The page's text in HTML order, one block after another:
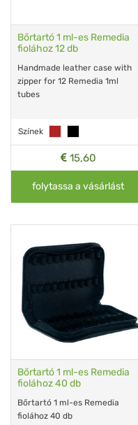
Bőrtartó 1 ml-es Remedia
fiolához 12 db
Handmade leather case with
zipper for 12 Remedia 1ml
tubes
Színek
15,60
folytassa a vásárlást
Bőrtartó 1 ml-es Remedia
fiolához 40 db
Bőrtartó 1 ml-es Remedia
fiolához 40 db